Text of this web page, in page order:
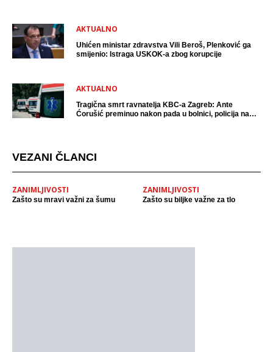
AKTUALNO
Uhićen ministar zdravstva Vili Beroš, Plenković ga
smijenio: Istraga USKOK-a zbog korupcije
AKTUALNO
Tragična smrt ravnatelja KBC-a Zagreb: Ante
Ćorušić preminuo nakon pada u bolnici, policija na
VEZANI ČLANCI
ZANIMLJIVOSTI
Zašto su mravi važni za šumu
ZANIMLJIVOSTI
Zašto su biljke važne za tlo